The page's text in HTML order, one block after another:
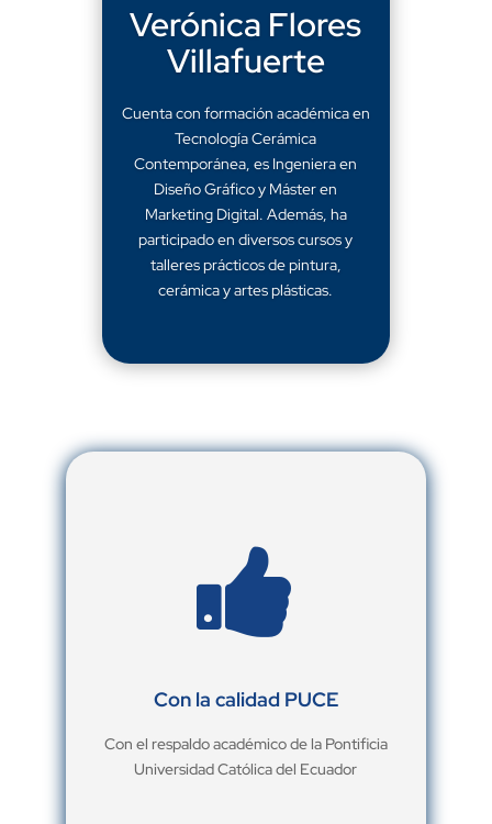
Verónica Flores
Villafuerte
Cuenta con formación académica en
Tecnología Cerámica
Contemporánea, es Ingeniera en
Diseño Gráfico y Máster en
Marketing Digital. Además, ha
participado en diversos cursos y
talleres prácticos de pintura,
cerámica y artes plásticas.

Con la calidad PUCE
Con el respaldo académico de la Pontificia
Universidad Católica del Ecuador